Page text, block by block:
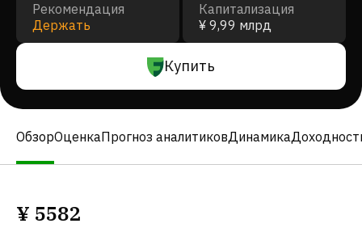
Рекомендация
Держать
Капитализация
¥ 9,99 млрд
Купить
ОбзорОценкаПрогноз аналитиковДинамика
¥ 5582